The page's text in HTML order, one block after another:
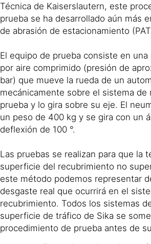
Técnica de Kaiserslautern, este
prueba se ha desarrollado aún más
de abrasión de estacionamiento
El equipo de prueba consiste en una
por aire comprimido (presión de
bar) que mueve la rueda de un
mecánicamente sobre el sistema de
prueba y lo gira sobre su eje. El
un peso de 400 kg y se gira con un
deflexión de 100 °.
Las pruebas se realizan para que la
superficie del recubrimiento no
este método podemos representar
desgaste real que ocurrirá en el
recubrimiento. Todos los sistemas
superficie de tráfico de Sika se
procedimiento de prueba antes de